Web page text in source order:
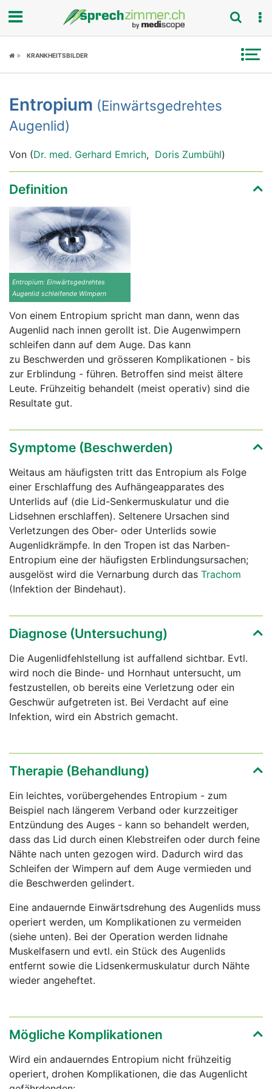
Fokus
Symptome
Untersuchungen
Ratgeber
Rubriken
KRANKHEITSBILDER
Entropium (Einwärtsgedrehtes
Augenlid)
Von (Dr. med. Gerhard Emrich, Doris Zumbühl)
Definition
Entropium: Einwärtsgedrehtes
Augenlid schleifende Wimpern
Von einem Entropium spricht man dann, wenn das
Augenlid nach innen gerollt ist. Die Augenwimpern
schleifen dann auf dem Auge. Das kann
zu Beschwerden und grösseren Komplikationen - bis
zur Erblindung - führen. Betroffen sind meist ältere
Leute. Frühzeitig behandelt (meist operativ) sind die
Resultate gut.
Symptome (Beschwerden)
Weitaus am häufigsten tritt das Entropium als Folge
einer Erschlaffung des Aufhängeapparates des
Unterlids auf (die Lid-Senkermuskulatur und die
Lidsehnen erschlaffen). Seltenere Ursachen sind
Verletzungen des Ober- oder Unterlids sowie
Augenlidkrämpfe. In den Tropen ist das Narben-
Entropium eine der häufigsten Erblindungsursachen;
ausgelöst wird die Vernarbung durch das Trachom
(Infektion der Bindehaut).
Diagnose (Untersuchung)
Die Augenlidfehlstellung ist auffallend sichtbar. Evtl.
wird noch die Binde- und Hornhaut untersucht, um
festzustellen, ob bereits eine Verletzung oder ein
Geschwür aufgetreten ist. Bei Verdacht auf eine
Infektion, wird ein Abstrich gemacht.
Therapie (Behandlung)
Ein leichtes, vorübergehendes Entropium - zum
Beispiel nach längerem Verband oder kurzzeitiger
Entzündung des Auges - kann so behandelt werden,
dass das Lid durch einen Klebstreifen oder durch feine
Nähte nach unten gezogen wird. Dadurch wird das
Schleifen der Wimpern auf dem Auge vermieden und
die Beschwerden gelindert.
Eine andauernde Einwärtsdrehung des Augenlids muss
operiert werden, um Komplikationen zu vermeiden
(siehe unten). Bei der Operation werden lidnahe
Muskelfasern und evtl. ein Stück des Augenlids
entfernt sowie die Lidsenkermuskulatur durch Nähte
wieder angeheftet.
Mögliche Komplikationen
Wird ein andauerndes Entropium nicht frühzeitig
operiert, drohen Komplikationen, die das Augenlicht